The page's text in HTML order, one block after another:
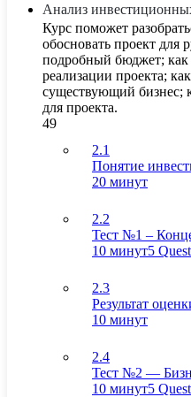
Анализ
Курс поможет
обосновать проект для
подробный бюджет; как
реализации проекта;
существующий бизнес;
для проекта.
49
2.1
Понятие
20 минут
2.2
Тест №1 –
10 минут5
2.3
Результат
10 минут
2.4
Тест №2 —
10 минут5